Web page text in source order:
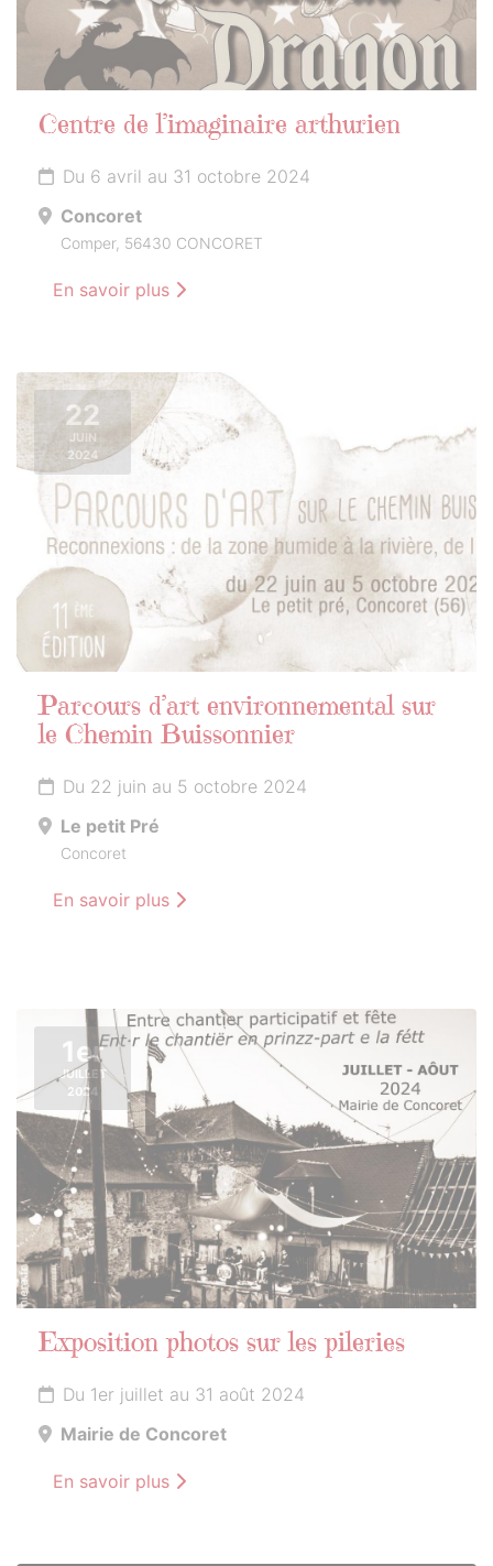
Centre de l’imaginaire arthurien
Du 6 avril au 31 octobre 2024
Concoret
Comper, 56430 CONCORET
En savoir plus
22
JUIN
2024
Parcours d’art environnemental sur
le Chemin Buissonnier
Du 22 juin au 5 octobre 2024
Le petit Pré
Concoret
En savoir plus
1er
JUILLET
2024
Exposition photos sur les pileries
Du 1er juillet au 31 août 2024
Mairie de Concoret
En savoir plus